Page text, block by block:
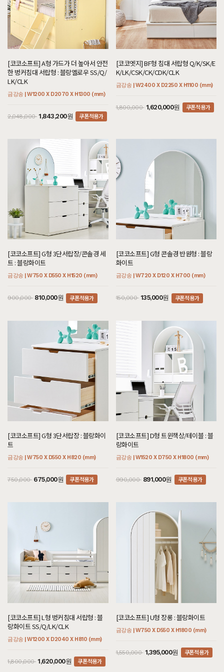
[코코소프트] A형 가드가 더 높아서 안전
한 벙커침대 서랍형 : 블랑옐로우 SS/Q/
LK/CLK
금강송 | W1200 X D2070 X H1300 (mm)
2,048,000 1,843,200원 쿠폰적용가
[코코엣지] BF형 침대 서랍형 Q/K/SK/E
K/LK/CSK/CK/CDK/CLK
금강송 | W2400 X D2250 X H1100 (mm)
1,800,000 1,620,000원 쿠폰적용가
[코코소프트] G형 3단서랍장/콘솔경 세
트 : 블랑화이트
금강송 | W750 X D550 X H1520 (mm)
900,000 810,000원 쿠폰적용가
[코코소프트] G형 콘솔경 반원형 : 블랑
화이트
금강송 | W720 X D120 X H700 (mm)
150,000 135,000원 쿠폰적용가
[코코소프트] G형 3단서랍장 : 블랑화이
트
금강송 | W750 X D550 X H820 (mm)
750,000 675,000원 쿠폰적용가
[코코소프트] D형 트윈책상/테이블 : 블
랑화이트
금강송 | W1520 X D750 X H1800 (mm)
990,000 891,000원 쿠폰적용가
[코코소프트] L형 벙커침대 서랍형 : 블
랑화이트 SS/Q/LK/CLK
금강송 | W1200 X D2040 X H810 (mm)
1,800,000 1,620,000원 쿠폰적용가
[코코소프트] U형 장롱 : 블랑화이트
금강송 | W750 X D550 X H1800 (mm)
1,550,000 1,395,000원 쿠폰적용가